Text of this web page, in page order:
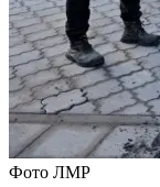
Фото ЛМР